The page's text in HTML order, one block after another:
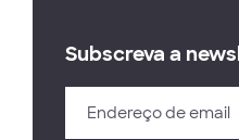
Subscreva a